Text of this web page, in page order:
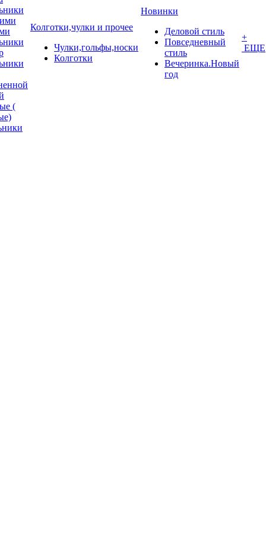
(
Колготки,чулки и прочее
Чулки,гольфы,носки
Колготки
Новинки
Деловой стиль
Повседневный
стиль
Вечеринка.Новый
год
+
ЕЩЕ